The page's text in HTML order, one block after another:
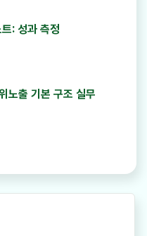
: 성과 측정
노출 기본 구조 실무